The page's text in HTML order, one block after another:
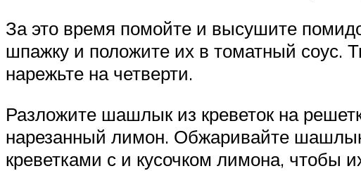
За это время помойте и высушите
шпажку и положите их в томатный соус.
нарежьте на четверти.
Разложите шашлык из креветок на
нарезанный лимон. Обжаривайте
креветками с и кусочком лимона, чтобы